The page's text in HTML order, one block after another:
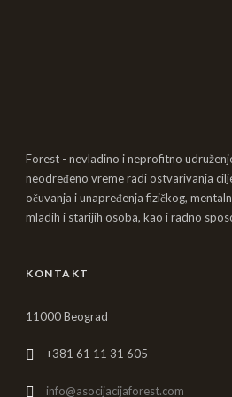
Forest - nevladino i neprofitno
neodređeno vreme radi ostvarivanja
očuvanja i unapređenja fizičkog,
mladih i starijih osoba, kao i radno
KONTAKT
11000 Beograd
+381 61 11 31 605
info@asocijacijaforest.com